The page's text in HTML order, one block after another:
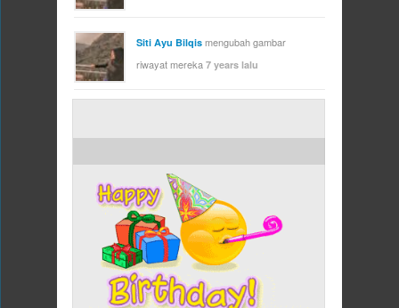
Siti Ayu Bilqis mengubah gambar
riwayat mereka 7 years lalu